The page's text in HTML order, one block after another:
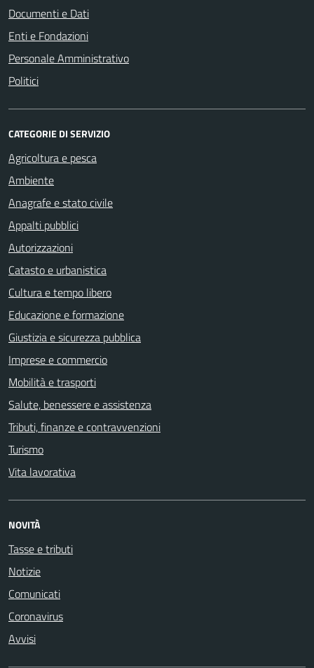
Documenti e Dati
Enti e Fondazioni
Personale Amministrativo
Politici
CATEGORIE DI SERVIZIO
Agricoltura e pesca
Ambiente
Anagrafe e stato civile
Appalti pubblici
Autorizzazioni
Catasto e urbanistica
Cultura e tempo libero
Educazione e formazione
Giustizia e sicurezza pubblica
Imprese e commercio
Mobilità e trasporti
Salute, benessere e assistenza
Tributi, finanze e contravvenzioni
Turismo
Vita lavorativa
NOVITÀ
Tasse e tributi
Notizie
Comunicati
Coronavirus
Avvisi